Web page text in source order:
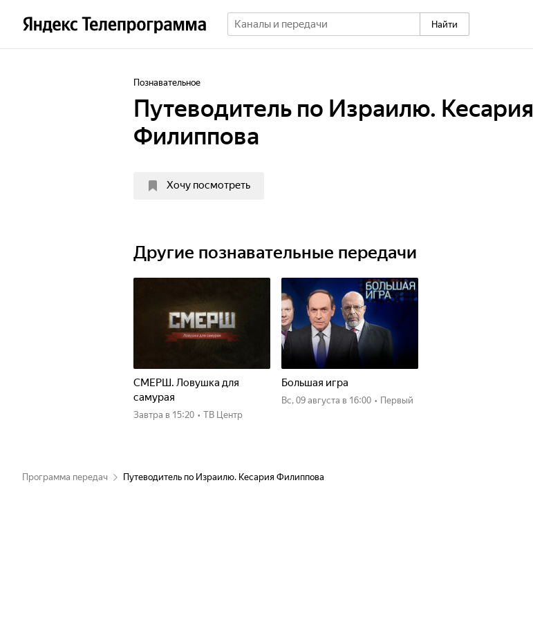
Найти
Познавательное
Путеводитель по Израилю. Кесария
Филиппова
Хочу посмотреть
Другие познавательные передачи
СМЕРШ. Ловушка для
самурая
Завтра в 15:20 • ТВ Центр
Большая игра
вс, 09 августа в 16:00 • Первый
Программа передач Путеводитель по Израилю. Кесария Филиппова